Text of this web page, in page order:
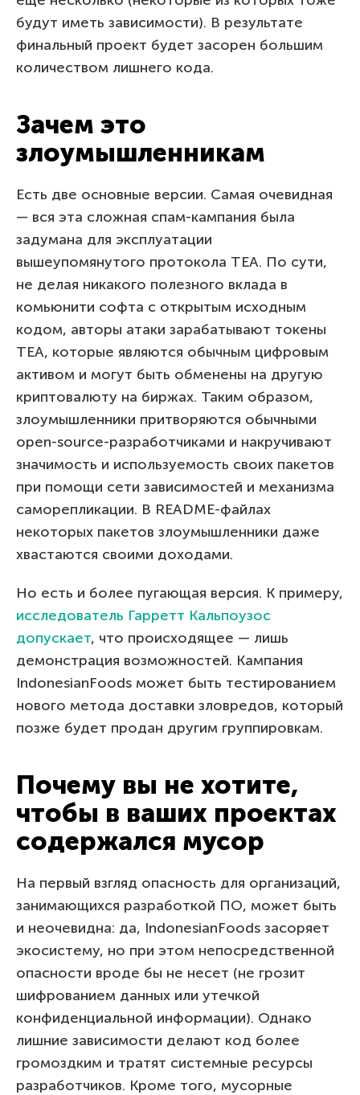
будут иметь зависимости). В результате
финальный проект будет засорен большим
количеством лишнего кода.
Зачем это
злоумышленникам
Есть две основные версии. Самая очевидная
— вся эта сложная спам-кампания была
задумана для эксплуатации
вышеупомянутого протокола TEA. По сути,
не делая никакого полезного вклада в
комьюнити софта с открытым исходным
кодом, авторы атаки зарабатывают токены
TEA, которые являются обычным цифровым
активом и могут быть обменены на другую
криптовалюту на биржах. Таким образом,
злоумышленники притворяются обычными
open-source-разработчиками и накручивают
значимость и используемость своих пакетов
при помощи сети зависимостей и механизма
саморепликации. В README-файлах
некоторых пакетов злоумышленники даже
хвастаются своими доходами.
Но есть и более пугающая версия. К примеру,
исследователь Гарретт Кальпоузос
допускает, что происходящее — лишь
демонстрация возможностей. Кампания
IndonesianFoods может быть тестированием
нового метода доставки зловредов, который
позже будет продан другим группировкам.
Почему вы не хотите,
чтобы в ваших проектах
содержался мусор
На первый взгляд опасность для организаций,
занимающихся разработкой ПО, может быть
и неочевидна: да, IndonesianFoods засоряет
экосистему, но при этом непосредственной
опасности вроде бы не несет (не грозит
шифрованием данных или утечкой
конфиденциальной информации). Однако
лишние зависимости делают код более
громоздким и тратят системные ресурсы
разработчиков. Кроме того, мусорные